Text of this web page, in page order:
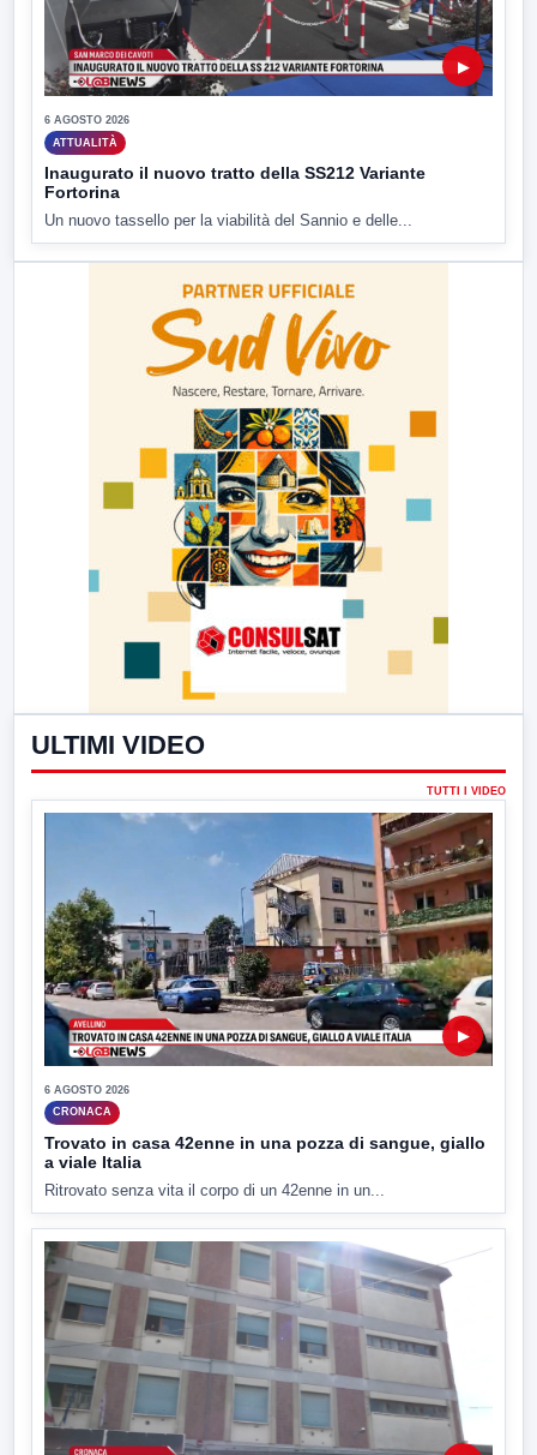
▶
6 AGOSTO 2026
ATTUALITÀ
Inaugurato il nuovo tratto della SS212 Variante
Fortorina
Un nuovo tassello per la viabilità del Sannio e delle...
ULTIMI VIDEO
TUTTI I VIDEO
▶
6 AGOSTO 2026
CRONACA
Trovato in casa 42enne in una pozza di sangue, giallo
a viale Italia
Ritrovato senza vita il corpo di un 42enne in un...